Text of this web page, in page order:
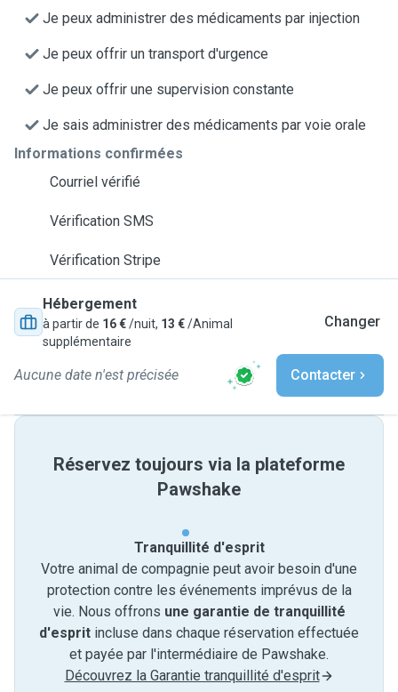
Je peux administrer des médicaments par injection
Je peux offrir un transport d'urgence
Je peux offrir une supervision constante
Je sais administrer des médicaments par voie orale
Informations confirmées
Courriel vérifié
Vérification SMS
Vérification Stripe
Hébergement
à partir de 16 €/nuit, 13 €/Animal
supplémentaire
Changer
Aucune date n'est précisée Contacter
Réservez toujours via la plateforme
Pawshake
Tranquillité d'esprit
Votre animal de compagnie peut avoir besoin d'une
protection contre les événements imprévus de la
vie. Nous offrons une garantie de tranquillité
d'esprit incluse dans chaque réservation effectuée
et payée par l'intermédiaire de Pawshake.
Découvrez la Garantie tranquillité d'esprit